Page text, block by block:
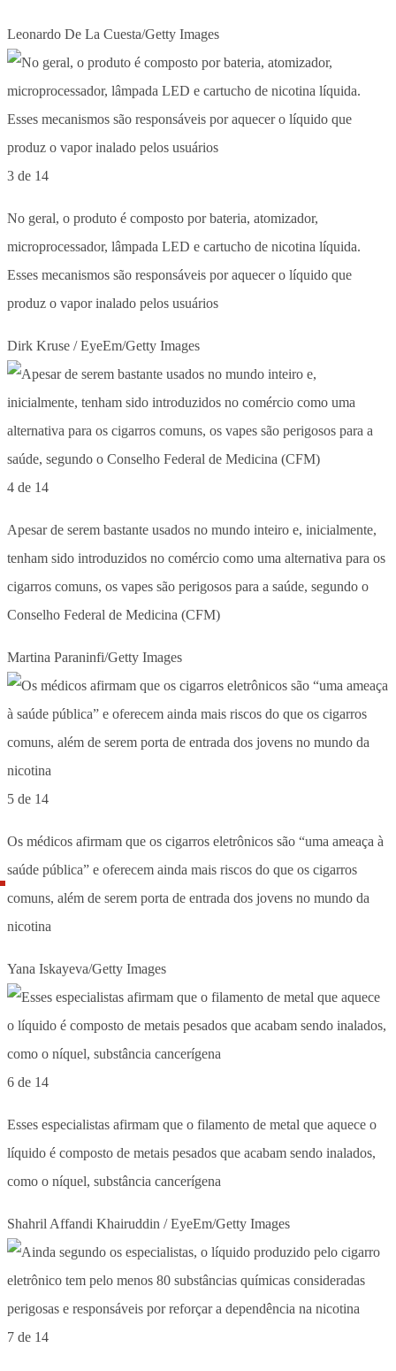
Leonardo De La Cuesta/Getty Images
3 de 14
No geral, o produto é composto por bateria, atomizador,
microprocessador, lâmpada LED e cartucho de nicotina líquida.
Esses mecanismos são responsáveis por aquecer o líquido que
produz o vapor inalado pelos usuários
Dirk Kruse / EyeEm/Getty Images
4 de 14
Apesar de serem bastante usados no mundo inteiro e, inicialmente,
tenham sido introduzidos no comércio como uma alternativa para os
cigarros comuns, os vapes são perigosos para a saúde, segundo o
Conselho Federal de Medicina (CFM)
Martina Paraninfi/Getty Images
5 de 14
Os médicos afirmam que os cigarros eletrônicos são “uma ameaça à
saúde pública” e oferecem ainda mais riscos do que os cigarros
comuns, além de serem porta de entrada dos jovens no mundo da
nicotina
Yana Iskayeva/Getty Images
6 de 14
Esses especialistas afirmam que o filamento de metal que aquece o
líquido é composto de metais pesados que acabam sendo inalados,
como o níquel, substância cancerígena
Shahril Affandi Khairuddin / EyeEm/Getty Images
7 de 14